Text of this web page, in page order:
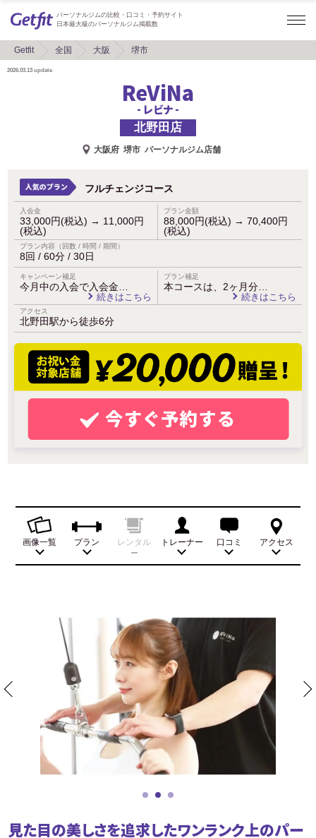
パーソナルジムの比較・口コミ・予約サイト
日本最大級のパーソナルジム掲載数
Getfit 全国 大阪 堺市
2026.03.13 update
ReViNa
- レビナ -
北野田店
大阪府 堺市 パーソナルジム店舗
フルチェンジコース
入会金
33,000円(税込) → 11,000円
(税込)
プラン金額
88,000円(税込) → 70,400円
(税込)
プラン内容（回数 / 時間 / 期間）
8回 / 60分 / 30日
キャンペーン補足
今月中の入会で入会金…
続きはこちら
プラン補足
本コースは、2ヶ月分…
続きはこちら
アクセス
北野田駅から徒歩6分
画像一覧 プラン レンタル トレーナー 口コミ アクセス
見た目の美しさを追求したワンランク上のパー